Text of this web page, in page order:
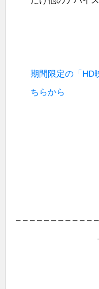
期間限定の「HD
ちらから
– – – – – – – – – – –